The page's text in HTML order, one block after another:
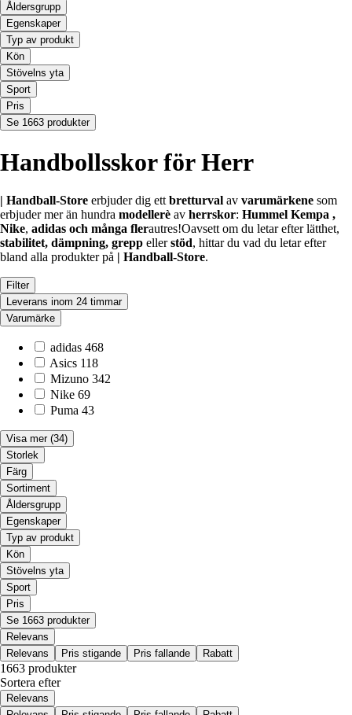
Åldersgrupp
Egenskaper
Typ av produkt
Kön
Stövelns yta
Sport
Pris
Se 1663 produkter
Handbollsskor för Herr
| Handball-Store erbjuder dig ett bretturval av varumärkene som
erbjuder mer än hundra modellerè av herrskor: Hummel Kempa ,
Nike, adidas och många flerautres!Oavsett om du letar efter lätthet,
stabilitet, dämpning, grepp ellerstöd, hittar du vad du letar efter
bland alla produkter på | Handball-Store.
Filter
Leverans inom 24 timmar
Varumärke
adidas 468
Asics 118
Mizuno 342
Nike 69
Puma 43
Visa mer (34)
Storlek
Färg
Sortiment
Åldersgrupp
Egenskaper
Typ av produkt
Kön
Stövelns yta
Sport
Pris
Se 1663 produkter
Relevans
Relevans
Pris stigande Pris fallande Rabatt
1663 produkter
Sortera efter
Relevans